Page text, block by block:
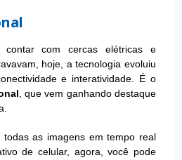
com cercas elétricas e
hoje, a tecnologia evoluiu
e interatividade. É o
, que vem ganhando destaque
as imagens em tempo real
de celular, agora, você pode